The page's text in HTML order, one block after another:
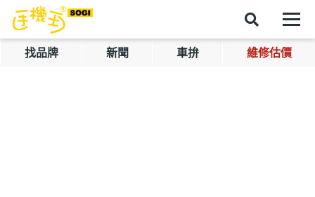
找品牌 新聞 車拚 維修估價